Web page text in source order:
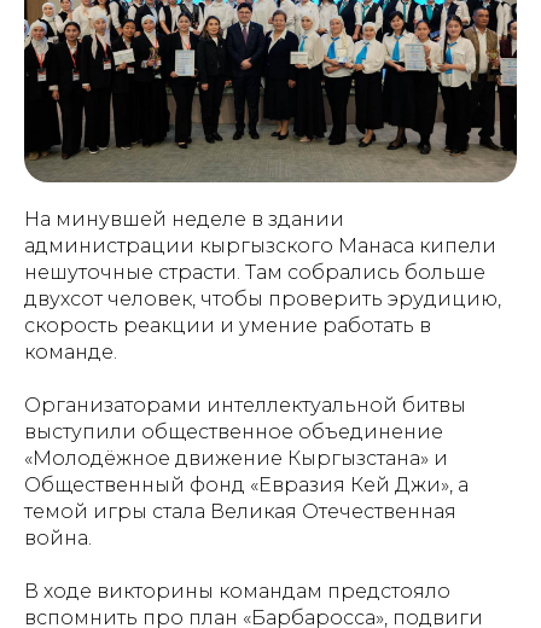
На минувшей неделе в здании
администрации кыргызского Манаса кипели
нешуточные страсти. Там собрались больше
двухсот человек, чтобы проверить эрудицию,
скорость реакции и умение работать в
команде.
Организаторами интеллектуальной битвы
выступили общественное объединение
«Молодёжное движение Кыргызстана» и
Общественный фонд «Евразия Кей Джи», а
темой игры стала Великая Отечественная
война.
В ходе викторины командам предстояло
вспомнить про план «Барбаросса», подвиги